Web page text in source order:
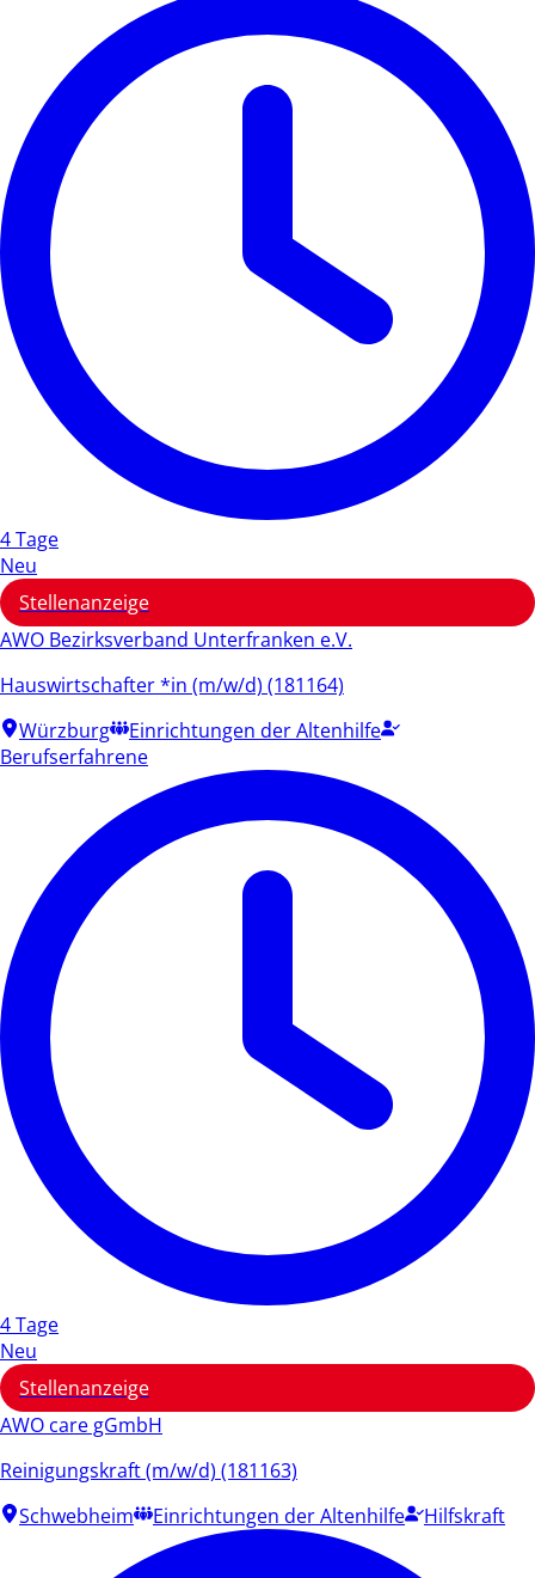
4 Tage
Neu
Stellenanzeige
AWO Bezirksverband Unterfranken e.V.
Hauswirtschafter *in (m/w/d) (181164)
Würzburg
Einrichtungen der Altenhilfe
Berufserfahrene
4 Tage
Neu
Stellenanzeige
AWO care gGmbH
Reinigungskraft (m/w/d) (181163)
Schwebheim
Einrichtungen der Altenhilfe Hilfskraft